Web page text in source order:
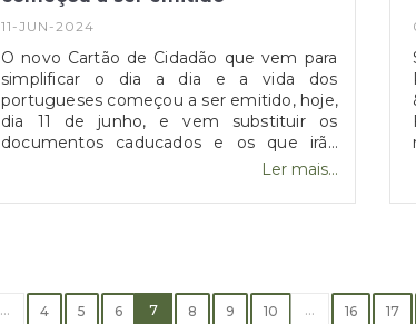
11-JUN-2024
O novo Cartão de Cidadão que vem para
simplificar o dia a dia e a vida dos
portugueses começou a ser emitido, hoje,
dia 11 de junho, e vem substituir os
documentos caducados e os que irão
foi feita para cumprir as normas europeias,
que, vem introduzir alterações à
informação que deve constar no Cartão
Ler mais...
... 4 5 6 7 8 9 10 ... 16 17